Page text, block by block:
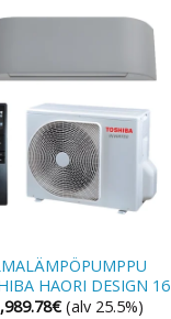
HAORI DESIGN 16
€ (alv 25.5%)